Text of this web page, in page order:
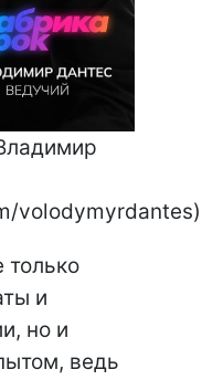
volodymyrdantes)
только
и
но и
ведь